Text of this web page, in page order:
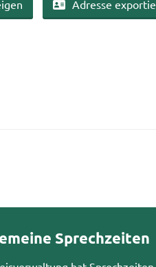
Adres­se
Sprechzeiten